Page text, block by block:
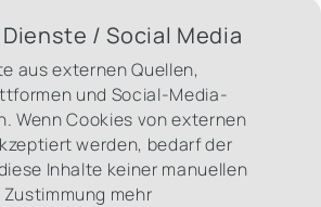
/ Social Media
aus externen Quellen,
und Social-Media-
Wenn Cookies von externen
werden, bedarf der
Inhalte keiner manuellen
Zustimmung mehr